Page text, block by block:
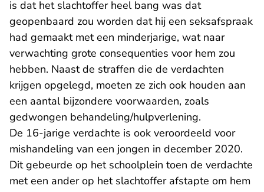
is dat het slachtoffer heel bang was dat
geopenbaard zou worden dat hij een seksafspraak
had gemaakt met een minderjarige, wat naar
verwachting grote consequenties voor hem zou
hebben. Naast de straffen die de verdachten
krijgen opgelegd, moeten ze zich ook houden aan
een aantal bijzondere voorwaarden, zoals
gedwongen behandeling/hulpverlening.
De 16-jarige verdachte is ook veroordeeld voor
mishandeling van een jongen in december 2020.
Dit gebeurde op het schoolplein toen de verdachte
met een ander op het slachtoffer afstapte om hem